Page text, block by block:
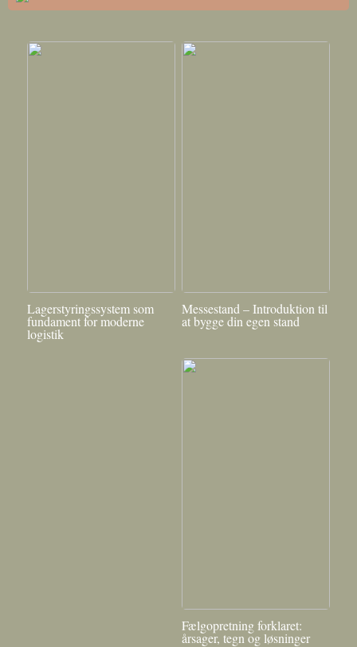
Lagerstyringssystem som
fundament for moderne
logistik
Messestand – Introduktion til
at bygge din egen stand
Fælgopretning forklaret:
årsager, tegn og løsninger